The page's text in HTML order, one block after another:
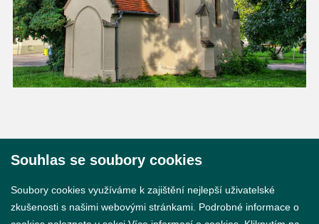
Souhlas se soubory cookies
Soubory cookies využíváme k zajištění nejlepší uživatelské
zkušenosti s našimi webovými stránkami. Podrobné informace o